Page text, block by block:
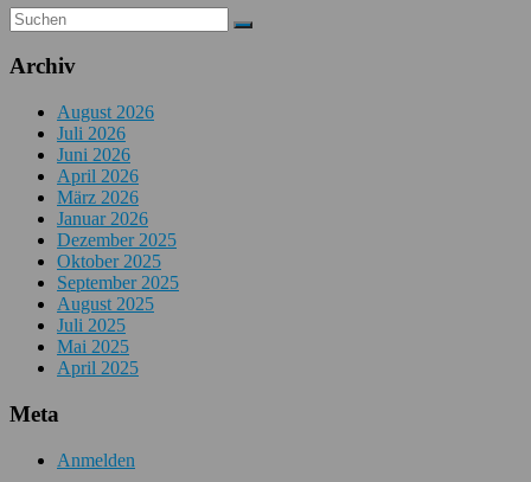
Archiv
August 2026
Juli 2026
Juni 2026
April 2026
März 2026
Januar 2026
Dezember 2025
Oktober 2025
September 2025
August 2025
Juli 2025
Mai 2025
April 2025
Meta
Anmelden